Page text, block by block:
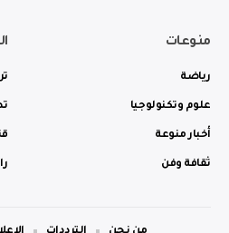
منوعات
رياضة
علوم وتكنولوجيا
أخبار منوعة
ثقافة وفن